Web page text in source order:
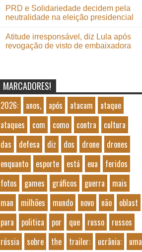
PRD e Solidariedade decidem pela
neutralidade na eleição presidencial
Atitude irresponsável, diz Lula após
revogação de visto de embaixadora
MARCADORES!
2026: anos, após atacam
ataque
ataques
com como contra
cultura
das
defesa diz dos drone
drones
enquanto
esporte está eua
feridos
fotos
games gráficos guerra
mais
man
milhões mundo novo não
oblast
para
politica por que russo
russos
rússia
sobre the trailer: ucrânia:
uma